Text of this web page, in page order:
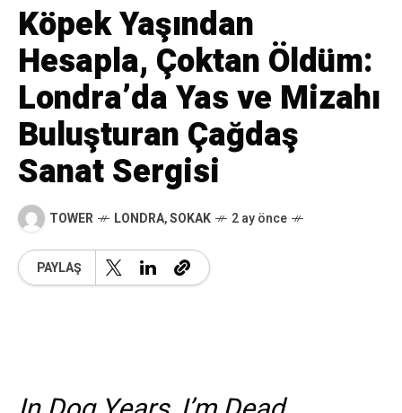
Köpek Yaşından
Hesapla, Çoktan Öldüm:
Londra’da Yas ve Mizahı
Buluşturan Çağdaş
Sanat Sergisi
TOWER LONDRA,SOKAK 2 ay önce
PAYLAŞ